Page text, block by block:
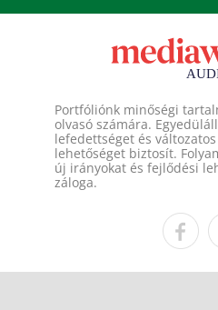
Portfóliónk minőségi
olvasó számára.
lefedettséget és
lehetőséget biztosít.
új irányokat és fejlődési
záloga.